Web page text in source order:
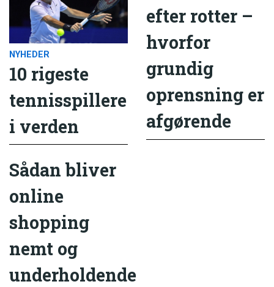
NYHEDER
10 rigeste
tennisspillere
i verden
efter rotter –
hvorfor
grundig
oprensning er
afgørende
Sådan bliver
online
shopping
nemt og
underholdende